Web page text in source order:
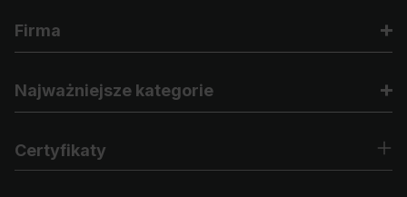
Firma
Najważniejsze kategorie
Certyfikaty